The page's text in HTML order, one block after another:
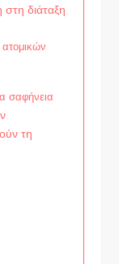
στη διάταξη
σαφήνεια
τη